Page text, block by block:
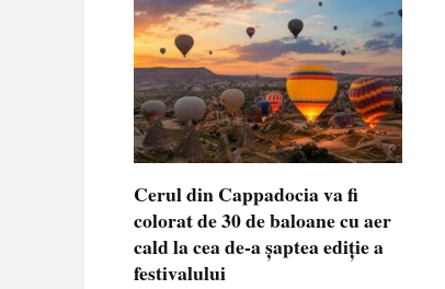
Cerul din Cappadocia va fi
colorat de 30 de baloane cu aer
cald la cea de-a șaptea ediție a
festivalului